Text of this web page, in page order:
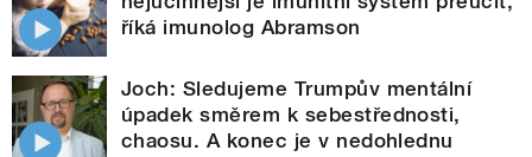
říká imunolog Abramson
Joch: Sledujeme Trumpův mentální
úpadek směrem k sebestřednosti,
chaosu. A konec je v nedohlednu